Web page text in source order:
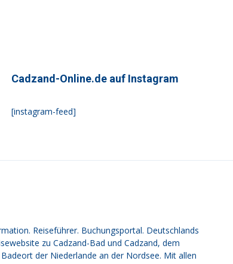
Cadzand-Online.de auf Instagram
[instagram-feed]
Reiseführer. Buchungsportal. Deutschlands
zu Cadzand-Bad und Cadzand, dem
der Niederlande an der Nordsee. Mit allen